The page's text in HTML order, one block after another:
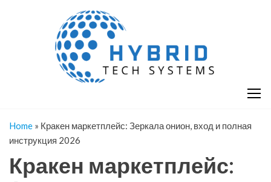
Home » Кракен маркетплейс: Зеркала онион, вход и полная
инструкция 2026
Кракен маркетплейс: